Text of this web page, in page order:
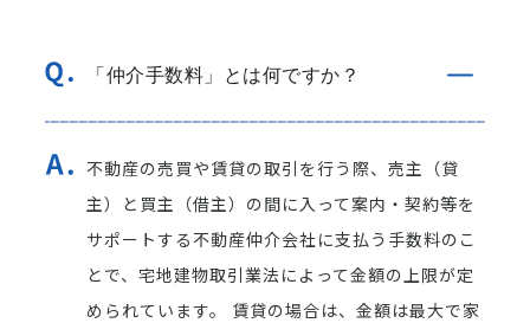
「仲介手数料」とは何ですか？
不動産の売買や賃貸の取引を行う際、売主（貸
主）と買主（借主）の間に入って案内・契約等を
サポートする不動産仲介会社に支払う手数料のこ
とで、宅地建物取引業法によって金額の上限が定
められています。 賃貸の場合は、金額は最大で家